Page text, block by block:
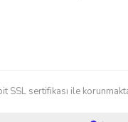
SSL sertifikası ile